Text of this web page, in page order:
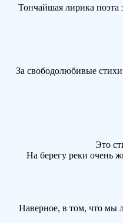
Тончайшая лирика поэта
За свободолюбивые
Это
На берегу реки очень
Наверное, в том, что мы